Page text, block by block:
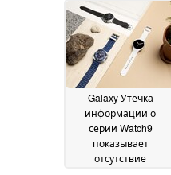
официального
запуска, раскрыв
полные технические
характеристики
устройства13 June 2026
Galaxy Утечка
информации о
серии Watch9
показывает
отсутствие